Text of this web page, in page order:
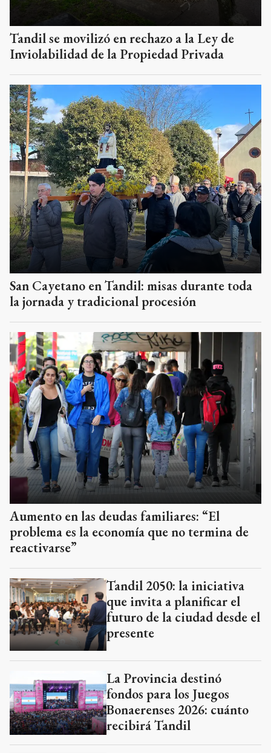
Tandil se movilizó en rechazo a la Ley de
Inviolabilidad de la Propiedad Privada
San Cayetano en Tandil: misas durante toda
la jornada y tradicional procesión
Aumento en las deudas familiares: “El
problema es la economía que no termina de
reactivarse”
Tandil 2050: la iniciativa
que invita a planificar el
futuro de la ciudad desde el
presente
La Provincia destinó
fondos para los Juegos
Bonaerenses 2026: cuánto
recibirá Tandil